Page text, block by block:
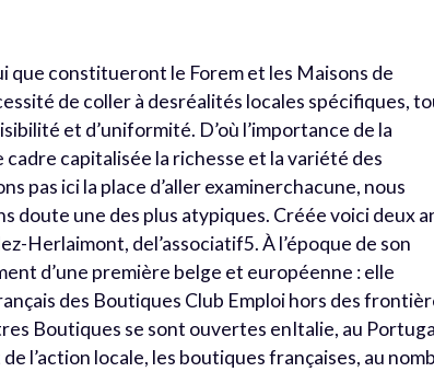
que constitueront le Forem et les Maisons de
de coller à desréalités locales spécifiques,
et d’uniformité. D’où l’importance de la
capitalisée la richesse et la variété des
pas ici la place d’aller examinerchacune, nous
doute une des plus atypiques. Créée voici deux
Herlaimont, del’associatif5. À l’époque de son
d’une première belge et européenne : elle
des Boutiques Club Emploi hors des
Boutiques se sont ouvertes enItalie, au
l’action locale, les boutiques françaises, au